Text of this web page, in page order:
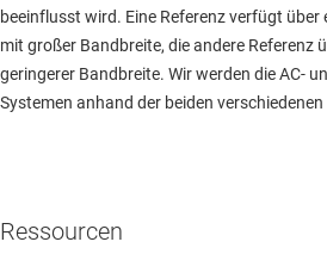
beeinflusst wird. Eine Referenz verfügt
mit großer Bandbreite, die andere Referenz
geringerer Bandbreite. Wir werden die AC-
Systemen anhand der beiden
Ressourcen